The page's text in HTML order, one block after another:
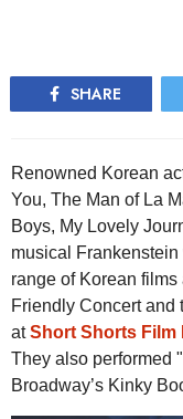
SHARE
Renowned Korean
You, The Man of La
Boys, My Lovely
musical
range of Korean
Friendly Concert and
atShort Shorts Film
They also performed
Broadway’s Kinky